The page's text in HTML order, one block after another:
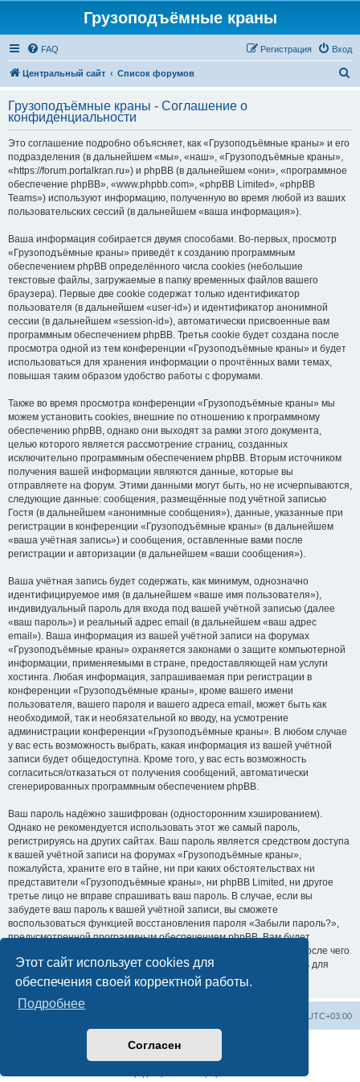
Этот сайт использует cookies для
обеспечения своей корректной работы.
Подробнее
Согласен
Грузоподъёмные краны
FAQ Вход
Регистрация
Центральный сайт Список форумов
с
Грузоподъёмные краны - Соглашение о
конфиденциальности
Это соглашение подробно объясняет, как «Грузоподъёмные краны» и его
подразделения (в дальнейшем «мы», «наш», «Грузоподъёмные краны»,
«https://forum.portalkran.ru») и phpBB (в дальнейшем «они», «программное
обеспечение phpBB», «www.phpbb.com», «phpBB Limited», «phpBB
Teams») используют информацию, полученную во время любой из ваших
пользовательских сессий (в дальнейшем «ваша информация»).
Ваша информация собирается двумя способами. Во-первых, просмотр
«Грузоподъёмные краны» приведёт к созданию программным
обеспечением phpBB определённого числа cookies (небольшие
текстовые файлы, загружаемые в папку временных файлов вашего
браузера). Первые две cookie содержат только идентификатор
пользователя (в дальнейшем «user-id») и идентификатор анонимной
сессии (в дальнейшем «session-id»), автоматически присвоенные вам
программным обеспечением phpBB. Третья cookie будет создана после
просмотра одной из тем конференции «Грузоподъёмные краны» и будет
использоваться для хранения информации о прочтённых вами темах,
повышая таким образом удобство работы с форумами.
Также во время просмотра конференции «Грузоподъёмные краны» мы
можем установить cookies, внешние по отношению к программному
обеспечению phpBB, однако они выходят за рамки этого документа,
целью которого является рассмотрение страниц, созданных
исключительно программным обеспечением phpBB. Вторым источником
получения вашей информации являются данные, которые вы
отправляете на форум. Этими данными могут быть, но не исчерпываются,
следующие данные: сообщения, размещённые под учётной записью
Гостя (в дальнейшем «анонимные сообщения»), данные, указанные при
регистрации в конференции «Грузоподъёмные краны» (в дальнейшем
«ваша учётная запись») и сообщения, оставленные вами после
регистрации и авторизации (в дальнейшем «ваши сообщения»).
Ваша учётная запись будет содержать, как минимум, однозначно
идентифицируемое имя (в дальнейшем «ваше имя пользователя»),
индивидуальный пароль для входа под вашей учётной записью (далее
«ваш пароль») и реальный адрес email (в дальнейшем «ваш адрес
email»). Ваша информация из вашей учётной записи на форумах
«Грузоподъёмные краны» охраняется законами о защите компьютерной
информации, применяемыми в стране, предоставляющей нам услуги
хостинга. Любая информация, запрашиваемая при регистрации в
конференции «Грузоподъёмные краны», кроме вашего имени
пользователя, вашего пароля и вашего адреса email, может быть как
необходимой, так и необязательной ко вводу, на усмотрение
администрации конференции «Грузоподъёмные краны». В любом случае
у вас есть возможность выбрать, какая информация из вашей учётной
записи будет общедоступна. Кроме того, у вас есть возможность
согласиться/отказаться от получения сообщений, автоматически
сгенерированных программным обеспечением phpBB.
Ваш пароль надёжно зашифрован (односторонним хэшированием).
Однако не рекомендуется использовать этот же самый пароль,
регистрируясь на других сайтах. Ваш пароль является средством доступа
к вашей учётной записи на форумах «Грузоподъёмные краны»,
пожалуйста, храните его в тайне, ни при каких обстоятельствах ни
представители «Грузоподъёмные краны», ни phpBB Limited, ни другое
третье лицо не вправе спрашивать ваш пароль. В случае, если вы
забудете ваш пароль к вашей учётной записи, вы сможете
воспользоваться функцией восстановления пароля «Забыли пароль?»,
предусмотренной программным обеспечением phpBB. Вам будет
необходимо ввести ваше имя пользователя и ваш адрес email, после чего
программное обеспечение phpBB сгенерирует вам новый пароль для
вашей учётной записи.
UTC+03:00
Создано на основеphpBB® Forum Software © phpBB Limited
Русская поддержка phpBB